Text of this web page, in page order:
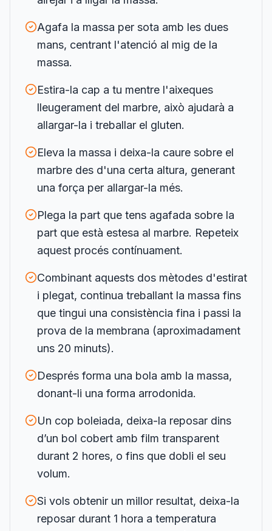
Agafa la massa per sota amb les dues
mans, centrant l'atenció al mig de la
massa.
Estira-la cap a tu mentre l'aixeques
lleugerament del marbre, això ajudarà a
allargar-la i treballar el gluten.
Eleva la massa i deixa-la caure sobre el
marbre des d'una certa altura, generant
una força per allargar-la més.
Plega la part que tens agafada sobre la
part que està estesa al marbre. Repeteix
aquest procés contínuament.
Combinant aquests dos mètodes d'estirat
i plegat, continua treballant la massa fins
que tingui una consistència fina i passi la
prova de la membrana (aproximadament
uns 20 minuts).
Després forma una bola amb la massa,
donant-li una forma arrodonida.
Un cop boleiada, deixa-la reposar dins
d’un bol cobert amb film transparent
durant 2 hores, o fins que dobli el seu
volum.
Si vols obtenir un millor resultat, deixa-la
reposar durant 1 hora a temperatura